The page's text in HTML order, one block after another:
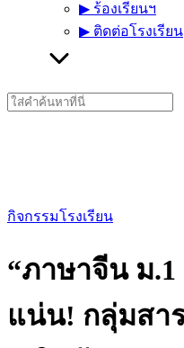
▶︎ ร้องเรียนฯ
▶︎ ติดต่อโรงเรียน
Search
for:
กิจกรรมโรงเรียน
“ภาษาจีน ม
แน่น! กลุ่มสา